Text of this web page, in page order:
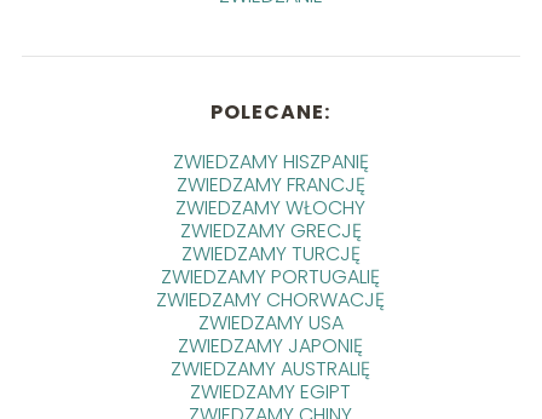
POLECANE:
ZWIEDZAMY HISZPANIĘ
ZWIEDZAMY FRANCJĘ
ZWIEDZAMY WŁOCHY
ZWIEDZAMY GRECJĘ
ZWIEDZAMY TURCJĘ
ZWIEDZAMY PORTUGALIĘ
ZWIEDZAMY CHORWACJĘ
ZWIEDZAMY USA
ZWIEDZAMY JAPONIĘ
ZWIEDZAMY AUSTRALIĘ
ZWIEDZAMY EGIPT